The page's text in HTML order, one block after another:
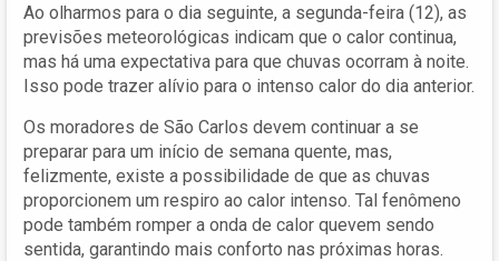
Ao olharmos para o dia seguinte, a segunda-feira (12), as
previsões meteorológicas indicam que o calor continua,
mas há uma expectativa para que chuvas ocorram à noite.
Isso pode trazer alívio para o intenso calor do dia anterior.
Os moradores de São Carlos devem continuar a se
preparar para um início de semana quente, mas,
felizmente, existe a possibilidade de que as chuvas
proporcionem um respiro ao calor intenso. Tal fenômeno
pode também romper a onda de calor quevem sendo
sentida, garantindo mais conforto nas próximas horas.